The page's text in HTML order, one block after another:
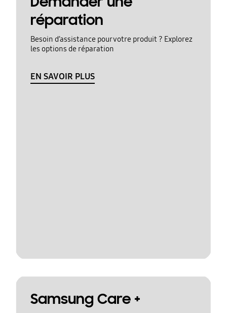
réparation
Besoin d’assistance pour votre produit ? Explorez
les options de réparation
EN SAVOIR PLUS
Samsung Care +